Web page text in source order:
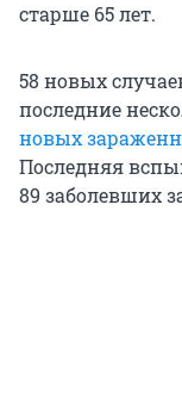
старше 65 лет.
58 новых
последние
новых
Последняя
89 заболевших